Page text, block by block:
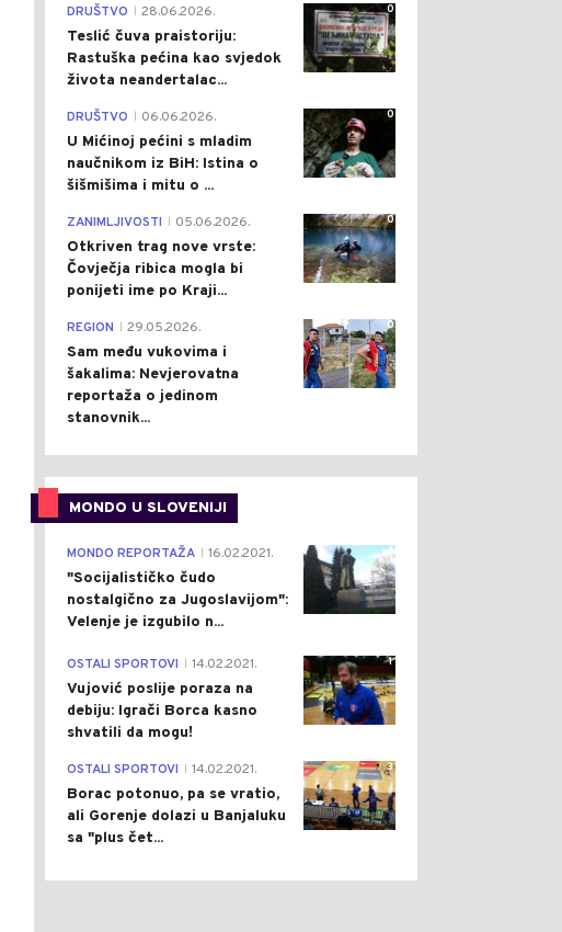
0
DRUŠTVO 28.06.2026.
Teslić čuva praistoriju:
Rastuška pećina kao svjedok
života neandertalac...
0
DRUŠTVO 06.06.2026.
U Mićinoj pećini s mladim
naučnikom iz BiH: Istina o
šišmišima i mitu o ...
0
ZANIMLJIVOSTI 05.06.2026.
Otkriven trag nove vrste:
Čovječja ribica mogla bi
ponijeti ime po Kraji...
0
REGION 29.05.2026.
Sam među vukovima i
šakalima: Nevjerovatna
reportaža o jedinom
stanovnik...
MONDO U SLOVENIJI
4
MONDO REPORTAŽA 16.02.2021.
"Socijalističko čudo
nostalgično za Jugoslavijom":
Velenje je izgubilo n...
1
OSTALI SPORTOVI 14.02.2021.
Vujović poslije poraza na
debiju: Igrači Borca kasno
shvatili da mogu!
3
OSTALI SPORTOVI 14.02.2021.
Borac potonuo, pa se vratio,
ali Gorenje dolazi u Banjaluku
sa "plus čet...